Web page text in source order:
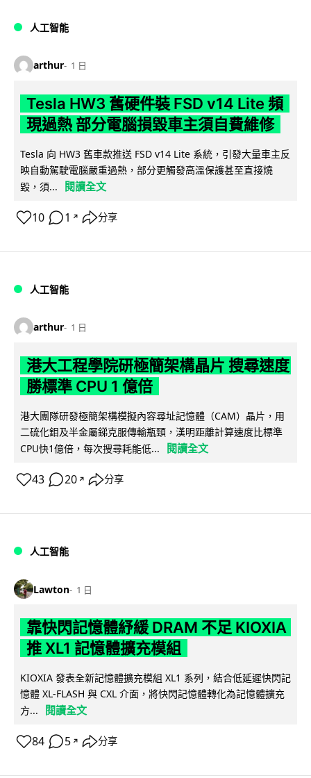
人工智能
arthur 1 日
Tesla HW3 舊硬件裝 FSD v14 Lite 頻
現過熱 部分電腦損毀車主須自費維修
Tesla 向 HW3 舊車款推送 FSD v14 Lite 系統，引發大量車主反
映自動駕駛電腦嚴重過熱，部分更觸發高溫保護甚至直接燒
毀，須...
閱讀全文
10 1 ↗ 分享
人工智能
arthur 1 日
港大工程學院研極簡架構晶片 搜尋速度
勝標準 CPU 1 億倍
港大團隊研發極簡架構模擬內容尋址記憶體（CAM）晶片，用
二硫化鉬及半金屬銻克服傳輸瓶頸，漢明距離計算速度比標準
CPU快1億倍，每次搜尋耗能低...
閱讀全文
43 20 ↗ 分享
人工智能
Lawton 1 日
靠快閃記憶體紓緩 DRAM 不足 KIOXIA
推 XL1 記憶體擴充模組
KIOXIA 發表全新記憶體擴充模組 XL1 系列，結合低延遲快閃記
憶體 XL-FLASH 與 CXL 介面，將快閃記憶體轉化為記憶體擴充
方...
閱讀全文
84 5 ↗ 分享